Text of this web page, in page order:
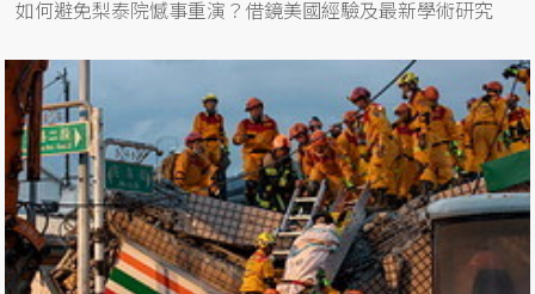
如何避免梨泰院憾事重演？借鏡美國經驗及最新學術研究